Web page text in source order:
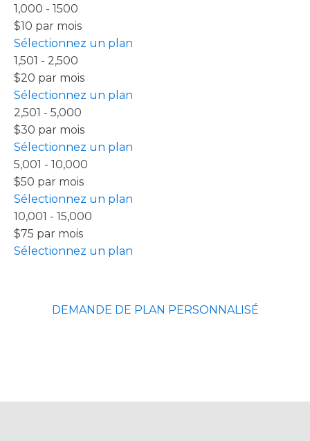
1,000 - 1500
$10 par mois
Sélectionnez un plan
1,501 - 2,500
$20 par mois
Sélectionnez un plan
2,501 - 5,000
$30 par mois
Sélectionnez un plan
5,001 - 10,000
$50 par mois
Sélectionnez un plan
10,001 - 15,000
$75 par mois
Sélectionnez un plan
DEMANDE DE PLAN PERSONNALISÉ